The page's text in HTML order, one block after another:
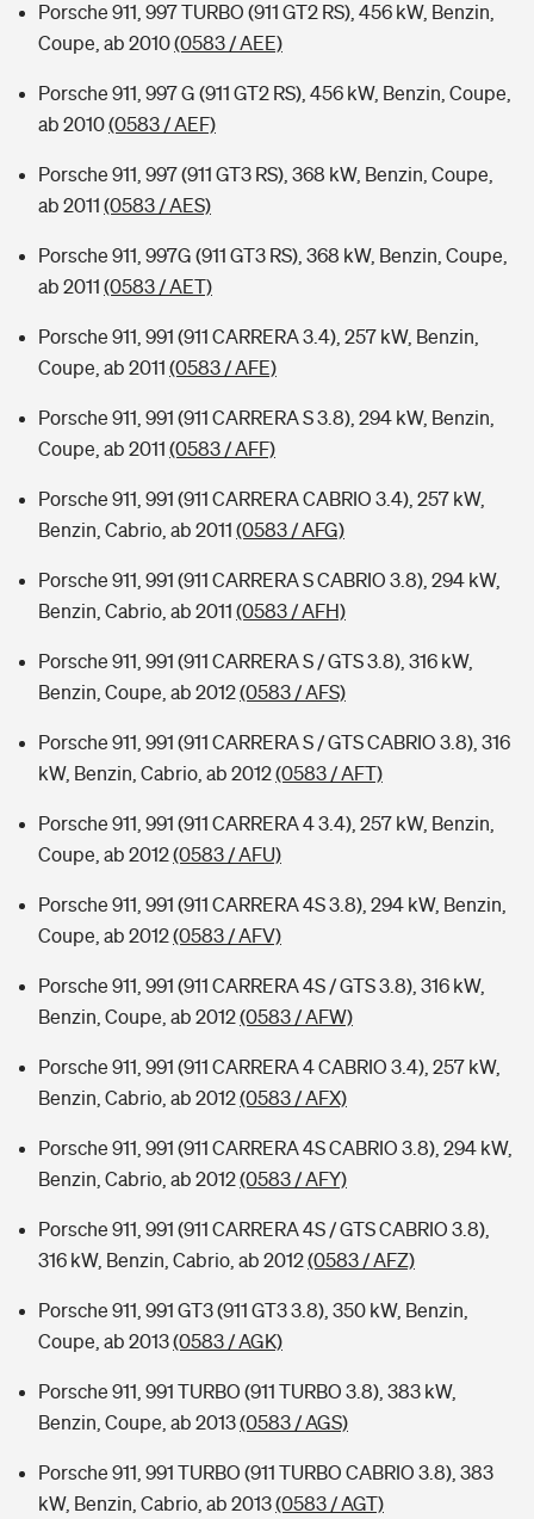
Porsche 911, 997 TURBO (911 GT2 RS), 456 kW, Benzin,
Coupe, ab 2010(0583 / AEE)
Porsche 911, 997 G (911 GT2 RS), 456 kW, Benzin, Coupe,
ab 2010(0583 / AEF)
Porsche 911, 997 (911 GT3 RS), 368 kW, Benzin, Coupe,
ab 2011 (0583 / AES)
Porsche 911, 997G (911 GT3 RS), 368 kW, Benzin, Coupe,
ab 2011 (0583 / AET)
Porsche 911, 991 (911 CARRERA 3.4), 257 kW, Benzin,
Coupe, ab 2011 (0583 / AFE)
Porsche 911, 991 (911 CARRERA S 3.8), 294 kW, Benzin,
Coupe, ab 2011 (0583 / AFF)
Porsche 911, 991 (911 CARRERA CABRIO 3.4), 257 kW,
Benzin, Cabrio, ab 2011 (0583 / AFG)
Porsche 911, 991 (911 CARRERA S CABRIO 3.8), 294 kW,
Benzin, Cabrio, ab 2011 (0583 / AFH)
Porsche 911, 991 (911 CARRERA S / GTS 3.8), 316 kW,
Benzin, Coupe, ab 2012(0583 / AFS)
Porsche 911, 991 (911 CARRERA S / GTS CABRIO 3.8), 316
kW, Benzin, Cabrio, ab 2012(0583 / AFT)
Porsche 911, 991 (911 CARRERA 4 3.4), 257 kW, Benzin,
Coupe, ab 2012(0583 / AFU)
Porsche 911, 991 (911 CARRERA 4S 3.8), 294 kW, Benzin,
Coupe, ab 2012(0583 / AFV)
Porsche 911, 991 (911 CARRERA 4S / GTS 3.8), 316 kW,
Benzin, Coupe, ab 2012(0583 / AFW)
Porsche 911, 991 (911 CARRERA 4 CABRIO 3.4), 257 kW,
Benzin, Cabrio, ab 2012(0583 / AFX)
Porsche 911, 991 (911 CARRERA 4S CABRIO 3.8), 294 kW,
Benzin, Cabrio, ab 2012(0583 / AFY)
Porsche 911, 991 (911 CARRERA 4S / GTS CABRIO 3.8),
316 kW, Benzin, Cabrio, ab 2012(0583 / AFZ)
Porsche 911, 991 GT3 (911 GT3 3.8), 350 kW, Benzin,
Coupe, ab 2013(0583 / AGK)
Porsche 911, 991 TURBO (911 TURBO 3.8), 383 kW,
Benzin, Coupe, ab 2013(0583 / AGS)
Porsche 911, 991 TURBO (911 TURBO CABRIO 3.8), 383
kW, Benzin, Cabrio, ab 2013(0583 / AGT)